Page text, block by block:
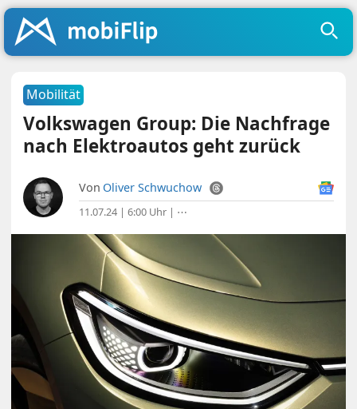
Mobilität
Volkswagen Group: Die Nachfrage
nach Elektroautos geht zurück
Von Oliver Schwuchow
11.07.24 | 6:00 Uhr | ⋯